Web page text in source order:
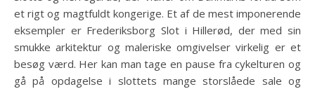
et rigt og magtfuldt kongerige. Et af de mest imponerende
eksempler er Frederiksborg Slot i Hillerød, der med sin
smukke arkitektur og maleriske omgivelser virkelig er et
besøg værd. Her kan man tage en pause fra cykelturen og
gå på opdagelse i slottets mange storslåede sale og